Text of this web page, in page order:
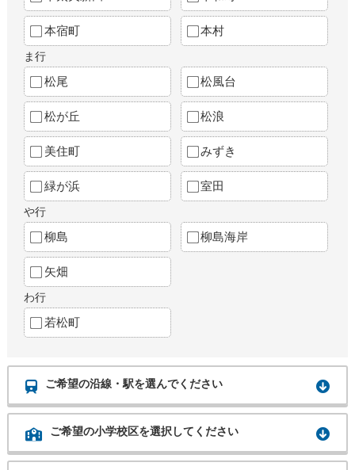
本宿町 本村
ま行
松尾 松風台
松が丘 松浪
美住町 みずき
緑が浜 室田
や行
柳島 柳島海岸
矢畑
わ行
若松町
ご希望の沿線・駅を選んでください
ご希望の小学校区を選択してください